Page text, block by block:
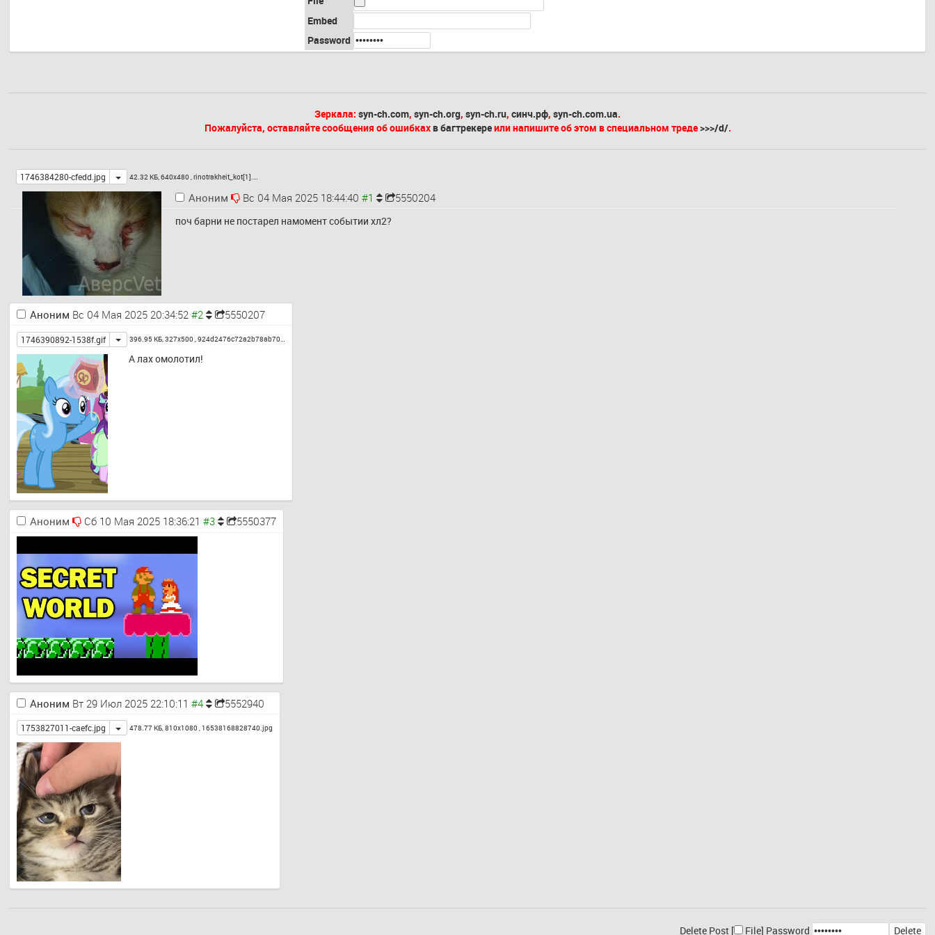
Embed
Password
Зеркала: syn-ch.com, syn-ch.org, syn-ch.ru, синч.рф, syn-ch.com.ua.
Пожалуйста, оставляйте сообщения об ошибках в багтрекереили напишите об этом в специальном треде>>>/d/.
1746384280-cfedd.jpg Toggle
42.32 КБ, 640x480 ,rinotrakheit_kot[1].…
Аноним Вс 04 Мая 2025 18:44:40 5550204
поч барни не постарел намомент событии хл2?
Аноним Вс 04 Мая 2025 20:34:52 5550207
1746390892-1538f.gif Toggle
396.95 КБ, 327x500 ,924d2476c72a2b78ab70…
А лах омолотил!
Аноним Сб 10 Мая 2025 18:36:21 5550377
Аноним Вт 29 Июл 2025 22:10:11 5552940
1753827011-caefc.jpg Toggle
478.77 КБ, 810x1080 , 16538168828740.jpg
Delete Post [ File] Password